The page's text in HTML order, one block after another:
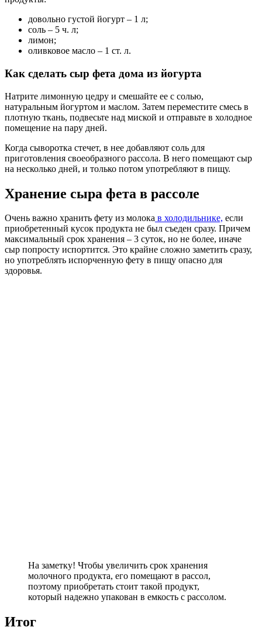
довольно густой йогурт – 1 л;
соль – 5 ч. л;
лимон;
оливковое масло – 1 ст. л.
Как сделать сыр фета дома из йогурта
Натрите лимонную цедру и смешайте ее с солью,
натуральным йогуртом и маслом. Затем переместите смесь в
плотную ткань, подвесьте над миской и отправьте в холодное
помещение на пару дней.
Когда сыворотка стечет, в нее добавляют соль для
приготовления своеобразного рассола. В него помещают сыр
на несколько дней, и только потом употребляют в пищу.
Хранение сыра фета в рассоле
Очень важно хранить фету из молока в холодильнике, если
приобретенный кусок продукта не был съеден сразу. Причем
максимальный срок хранения – 3 суток, но не более, иначе
сыр попросту испортится. Это крайне сложно заметить сразу,
но употреблять испорченную фету в пищу опасно для
здоровья.
На заметку! Чтобы увеличить срок хранения
молочного продукта, его помещают в рассол,
поэтому приобретать стоит такой продукт,
который надежно упакован в емкость с рассолом.
Итог